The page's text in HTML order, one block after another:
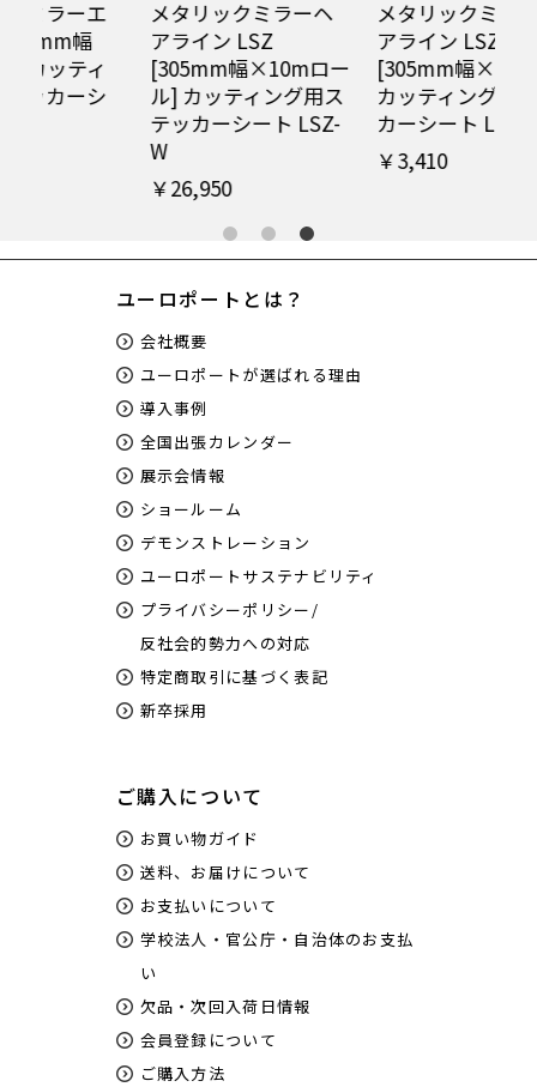
メタリックミラーヘ
アライン LSZ
[305mm幅×10mロー
ル] カッティング用ス
テッカーシート LSZ-
メタリックミラーヘ
アライン LSZ
[305mm幅×1m切売]
カッティング用ステッ
カーシート LSZ-W
ユーロポートとは？
会社概要
ユーロポートが選ばれる理由
導入事例
全国出張カレンダー
展示会情報
ショールーム
デモンストレーション
ユーロポートサステナビリティ
プライバシーポリシー/
反社会的勢力への対応
特定商取引に基づく表記
新卒採用
ご購入について
お買い物ガイド
送料、お届けについて
お支払いについて
学校法人・官公庁・自治体のお支払
い
欠品・次回入荷日情報
会員登録について
ご購入方法